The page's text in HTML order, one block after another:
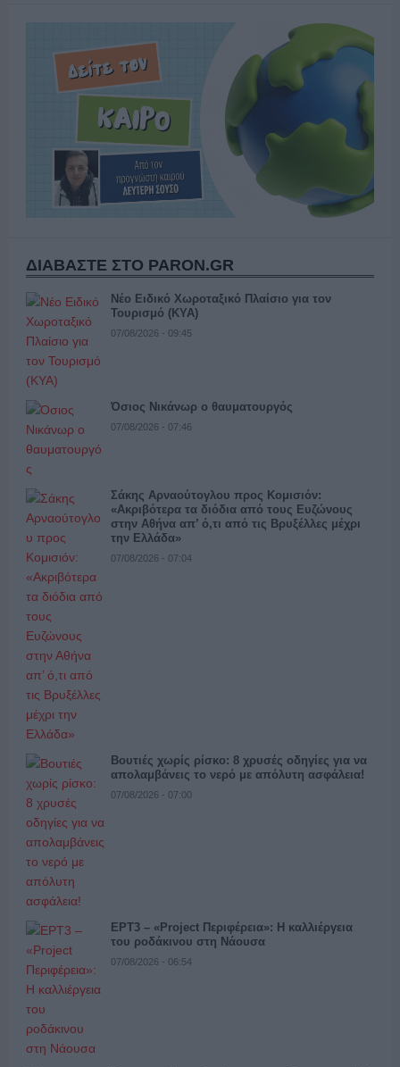
ΔΙΑΒΑΣΤΕ ΣΤΟ PARON.GR
Νέο Ειδικό Χωροταξικό Πλαίσιο για τον
Τουρισμό (ΚΥΑ)
07/08/2026 - 09:45
Όσιος Νικάνωρ ο θαυματουργός
07/08/2026 - 07:46
Σάκης Αρναούτογλου προς Κομισιόν:
«Ακριβότερα τα διόδια από τους Ευζώνους
στην Αθήνα απ’ ό,τι από τις Βρυξέλλες μέχρι
την Ελλάδα»
07/08/2026 - 07:04
Βουτιές χωρίς ρίσκο: 8 χρυσές οδηγίες για να
απολαμβάνεις το νερό με απόλυτη ασφάλεια!
07/08/2026 - 07:00
ΕΡΤ3 – «Project Περιφέρεια»: Η καλλιέργεια
του ροδάκινου στη Νάουσα
07/08/2026 - 06:54